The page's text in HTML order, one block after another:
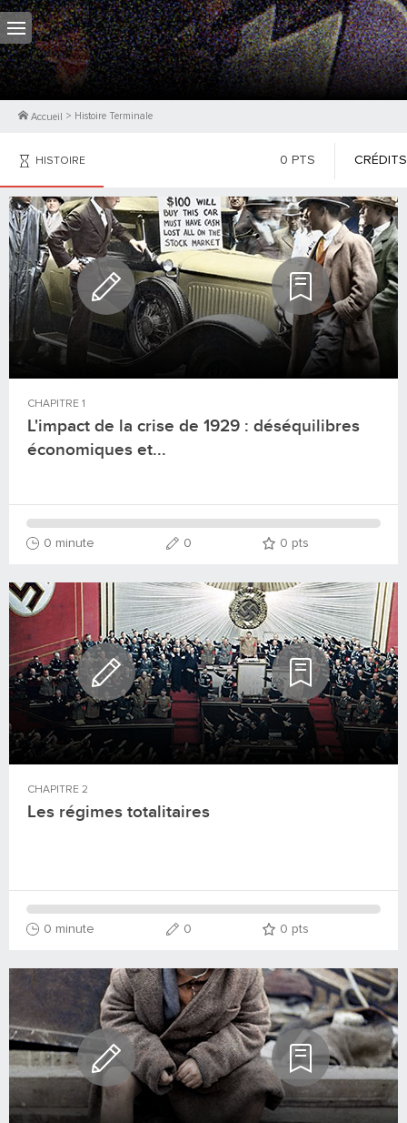
Accueil > Histoire Terminale
HISTOIRE 0 PTS CRÉDITS
PHOTOS
CONTRIBUTEURS
CHAPITRE 1
L'impact de la crise de 1929 : déséquilibres
économiques et...
0 minute 0 0 pts
CHAPITRE 2
Les régimes totalitaires
0 minute 0 0 pts